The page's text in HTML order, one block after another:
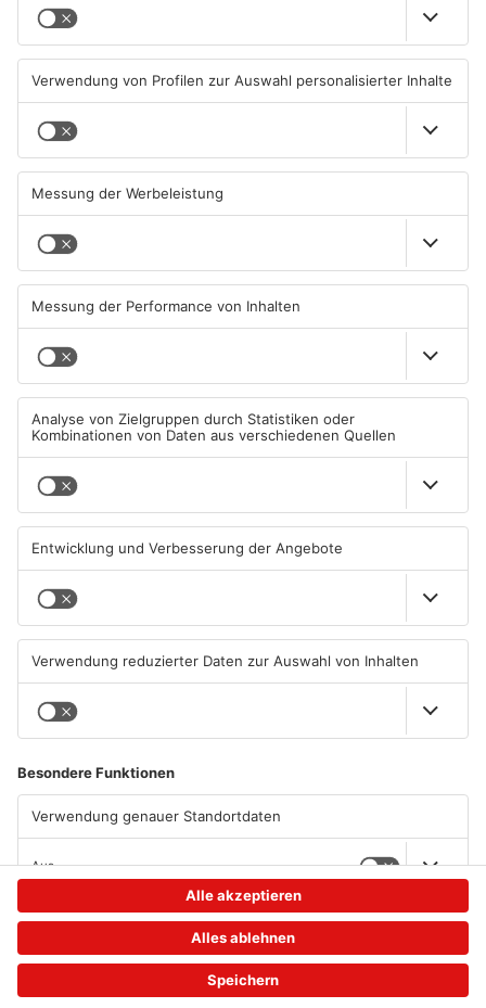
ASCHAFFENBURG
TOPNEWS
Aschaffenburg: Prozess um
schweren E-Scooter-Raub
beginnt
04.08.2026, 06:36 UHR IN
ASCHAFFENBURG
AB: Sperrmüllpresse brennt
auf Recyclinghof
ASCHAFFENBURG